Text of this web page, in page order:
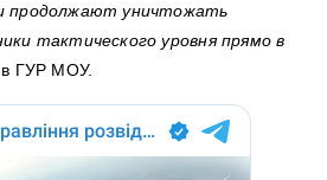
продолжают уничтожать
тактического уровня прямо в
ГУР МОУ.